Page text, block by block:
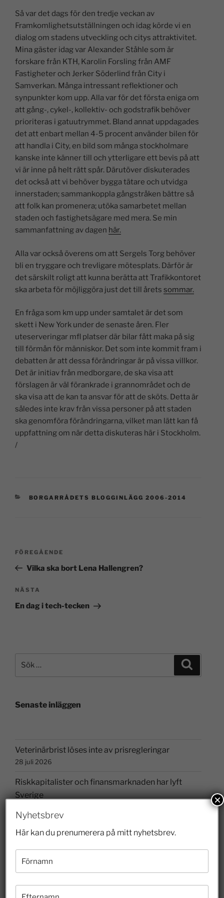
k
e
dI
n
c
e
b
o
o
k
at
s
A
p
p
p
y
Li
n
k
ai
l
a
Så var det dags för den tredje veckan av
Framkomlighetsutställningen och idag körde vi en
dialog om stadens utveckling och citys attraktivitet.
Mina gäster idag var Alexander Ståhle som är
forskare från KTH, Karolin Forsling från AMF
Fastigheter och Jerker Söderlind från City i
Samverkan. Många intressant reflektioner och
synpunkter kom upp. Alla var för det första eniga om
att gång-, cykel-, kollektiv- och godstrafik behöver
prioriteras i gatuutrymmet. Bland annat uppdagades
det att enbart mellan 4-5 procent använder bilen för
att handla i City, en bild som många stockholmare
kanske inte känner till och ytterligare ett bevis på att
vi är inne på helt rätt spår. Därutöver diskuterades
det också att vi behöver bygga tätare och utvidga
innerstaden; sammankoppla gångstråken bättre så
att folk kan promenera; utöka samarbetet mellan
staden och fastighetsägare med mera. Se min
sammanfattning av dagen här.
Alla var också överens om att Sergels Torg behöver
bli en tryggare och trevligare mötesplats. Därför är
det särskilt roligt att kunna berätta att Trafikkontoret
ska arbeta för möjliggöra just det till årets sommar.
En fråga som km upp under samtalet är det som
skett i New York under de senaste åren. Fler
uteserveringar mfl platser där bilar fått maka på sig
till förmån för människor. Det som inte kommit fram i
debatten är att dessa förändringar är på vissa villkor.
Det är initiav från medborgare, de ska visa att
förslagen är väl förankrade i grannområdet och de
ska visa att de kan ta ansvar för att de sköts. Detta är
således inte krav från vissa personer på att staden
ska genomföra förändringarna, vilket man lätt kan få
uppfattning om när detta diskuteras här i Stockholm.
/
BORGARRÅDETS BLOGGINLÄGG 2006-2014
FÖREGÅENDE
Vilka ska bort Lena Hallengren?
NÄSTA
En dag i tech-tecken
Senaste inläggen
Veterinärbrist löses inte av prisregleringar
28 juli 2026
Riskkapitalister och finansmarknaden har lyft
Sverige
Hur länge ska felaktigheter få styra skoldebatten?
Borgvik illustrerar hur entreprenörer bidrar till
kulturen
3 juli 2026
Nyhetsbrev
Här kan du prenumerera på mitt nyhetsbrev.
×